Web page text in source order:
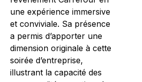
une expérience immersive
et conviviale. Sa présence
a permis d’apporter une
dimension originale à cette
soirée d’entreprise,
illustrant la capacité des